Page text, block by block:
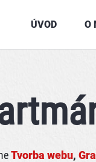
ÚVOD O
Tvorba webu,